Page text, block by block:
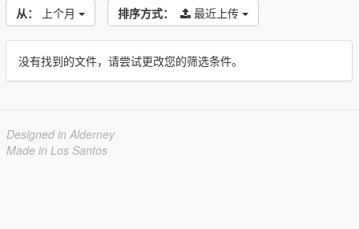
从： 上个月 排序方式： 最近上传
没有找到的文件，请尝试更改您的筛选条件。
Designed in Alderney
Made in Los Santos